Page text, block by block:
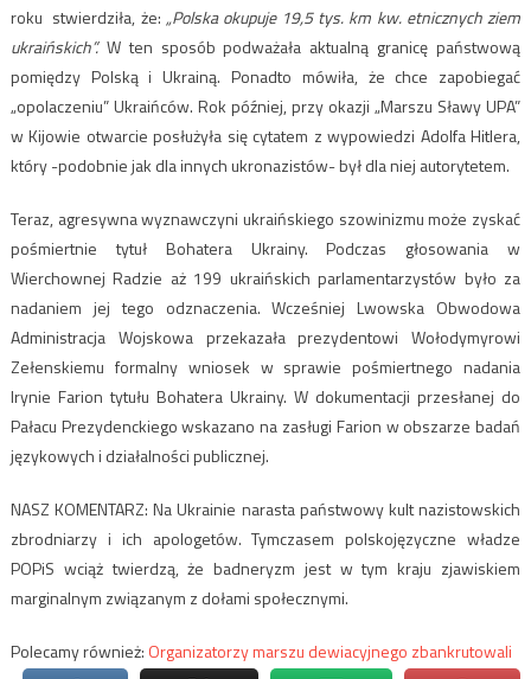
roku stwierdziła, że: „Polska okupuje 19,5 tys. km kw. etnicznych ziem
ukraińskich”. W ten sposób podważała aktualną granicę państwową
pomiędzy Polską i Ukrainą. Ponadto mówiła, że chce zapobiegać
„opolaczeniu” Ukraińców. Rok później, przy okazji „Marszu Sławy UPA”
w Kijowie otwarcie posłużyła się cytatem z wypowiedzi Adolfa Hitlera,
który -podobnie jak dla innych ukronazistów- był dla niej autorytetem.
Teraz, agresywna wyznawczyni ukraińskiego szowinizmu może zyskać
pośmiertnie tytuł Bohatera Ukrainy. Podczas głosowania w
Wierchownej Radzie aż 199 ukraińskich parlamentarzystów było za
nadaniem jej tego odznaczenia. Wcześniej Lwowska Obwodowa
Administracja Wojskowa przekazała prezydentowi Wołodymyrowi
Zełenskiemu formalny wniosek w sprawie pośmiertnego nadania
Irynie Farion tytułu Bohatera Ukrainy. W dokumentacji przesłanej do
Pałacu Prezydenckiego wskazano na zasługi Farion w obszarze badań
językowych i działalności publicznej.
NASZ KOMENTARZ: Na Ukrainie narasta państwowy kult nazistowskich
zbrodniarzy i ich apologetów. Tymczasem polskojęzyczne władze
POPiS wciąż twierdzą, że badneryzm jest w tym kraju zjawiskiem
marginalnym związanym z dołami społecznymi.
Polecamy również: Organizatorzy marszu dewiacyjnego zbankrutowali